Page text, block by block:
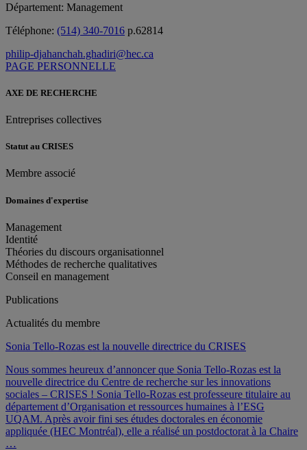
Département: Management
Téléphone: (514) 340-7016 p.62814
philip-djahanchah.ghadiri@hec.ca
PAGE PERSONNELLE
AXE DE RECHERCHE
Entreprises collectives
Statut au CRISES
Membre associé
Domaines d'expertise
Management
Identité
Théories du discours organisationnel
Méthodes de recherche qualitatives
Conseil en management
Publications
Actualités du membre
Sonia Tello-Rozas est la nouvelle directrice du CRISES
Nous sommes heureux d’annoncer que Sonia Tello-Rozas est la
nouvelle directrice du Centre de recherche sur les innovations
sociales – CRISES ! Sonia Tello-Rozas est professeure titulaire au
département d’Organisation et ressources humaines à l’ESG
UQAM. Après avoir fini ses études doctorales en économie
appliquée (HEC Montréal), elle a réalisé un postdoctorat à la Chaire
…